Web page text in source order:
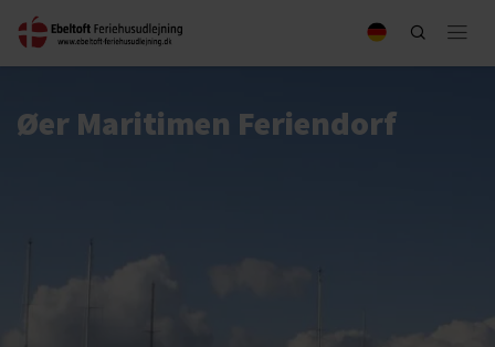
Øer Maritimen Feriendorf